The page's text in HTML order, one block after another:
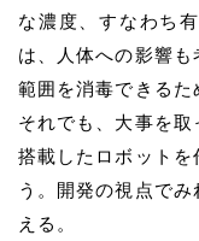
な濃度、すなわち
は、人体への影響
範囲を消毒できるた
それでも、大事を
搭載したロボットを
う。開発の視点で
える。